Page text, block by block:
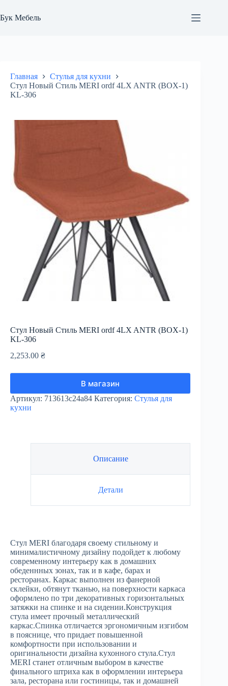
к
сути
Бук Мебель
Главная
Стулья для кухни
Стул Новый Стиль MERI ordf 4LX ANTR (BOX-1)
KL-306
Стул Новый Стиль MERI ordf 4LX ANTR (BOX-1)
KL-306
2,253.00 ₴
В магазин
Артикул: 713613c24a84 Категория: Стулья для
кухни
Описание
Детали
Стул MERI благодаря своему стильному и
минималистичному дизайну подойдет к любому
современному интерьеру как в домашних
обеденнных зонах, так и в кафе, барах и
ресторанах. Каркас выполнен из фанерной
склейки, обтянут тканью, на поверхности каркаса
оформлено по три декоративных горизонтальных
затяжки на спинке и на сидении.Конструкция
стула имеет прочный металлический
каркас.Спинка отличается эргономичным изгибом
в пояснице, что придает повышенной
комфортности при использовании и
оригинальности дизайна кухонного стула.Стул
MERI станет отличным выбором в качестве
финального штриха как в оформлении интерьера
зала, ресторана или гостиницы, так и домашней